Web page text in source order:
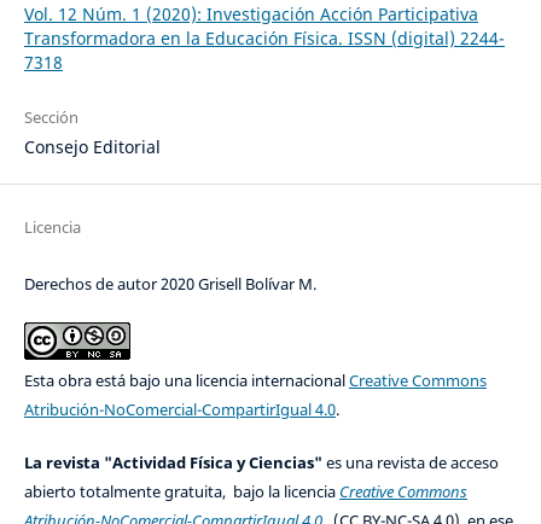
Vol. 12 Núm. 1 (2020): Investigación Acción Participativa
Transformadora en la Educación Física. ISSN (digital) 2244-
7318
Sección
Consejo Editorial
Licencia
Derechos de autor 2020 Grisell Bolívar M.
Esta obra está bajo una licencia internacionalCreative Commons
Atribución-NoComercial-CompartirIgual 4.0.
La revista "Actividad Física y Ciencias" es una revista de acceso
abierto totalmente gratuita, bajo la licencia Creative Commons